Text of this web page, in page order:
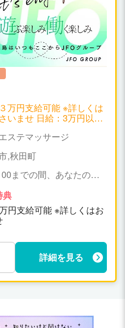
万円支給可能 ※詳しくは
：3万円以上
ステマッサージ
,秋田町
までの間、あなたの可
定はありません。
典
円支給可能 ※詳しくはお
詳細を見る